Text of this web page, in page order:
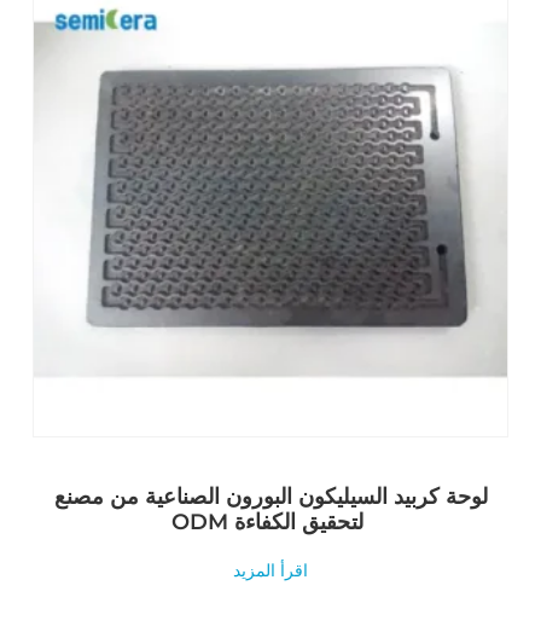
لوحة كربيد السيليكون البورون الصناعية من مصنع
اقرأ المزيد